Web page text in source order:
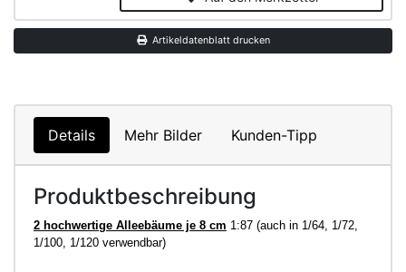
Artikeldatenblatt drucken
Details Mehr Bilder Kunden-Tipp
Produktbeschreibung
2 hochwertige Alleebäume je 8 cm 1:87 (auch in 1/64, 1/72,
1/100, 1/120 verwendbar)